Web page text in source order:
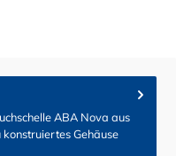
ABA Nova aus
Gehäuse